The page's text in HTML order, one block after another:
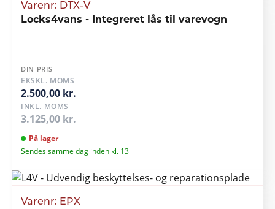
Varenr: DTX-V
Locks4vans - Integreret lås til varevogn
DIN PRIS
EKSKL. MOMS
2.500,00 kr.
INKL. MOMS
3.125,00 kr.
På lager
Sendes samme dag inden kl. 13
Varenr: EPX